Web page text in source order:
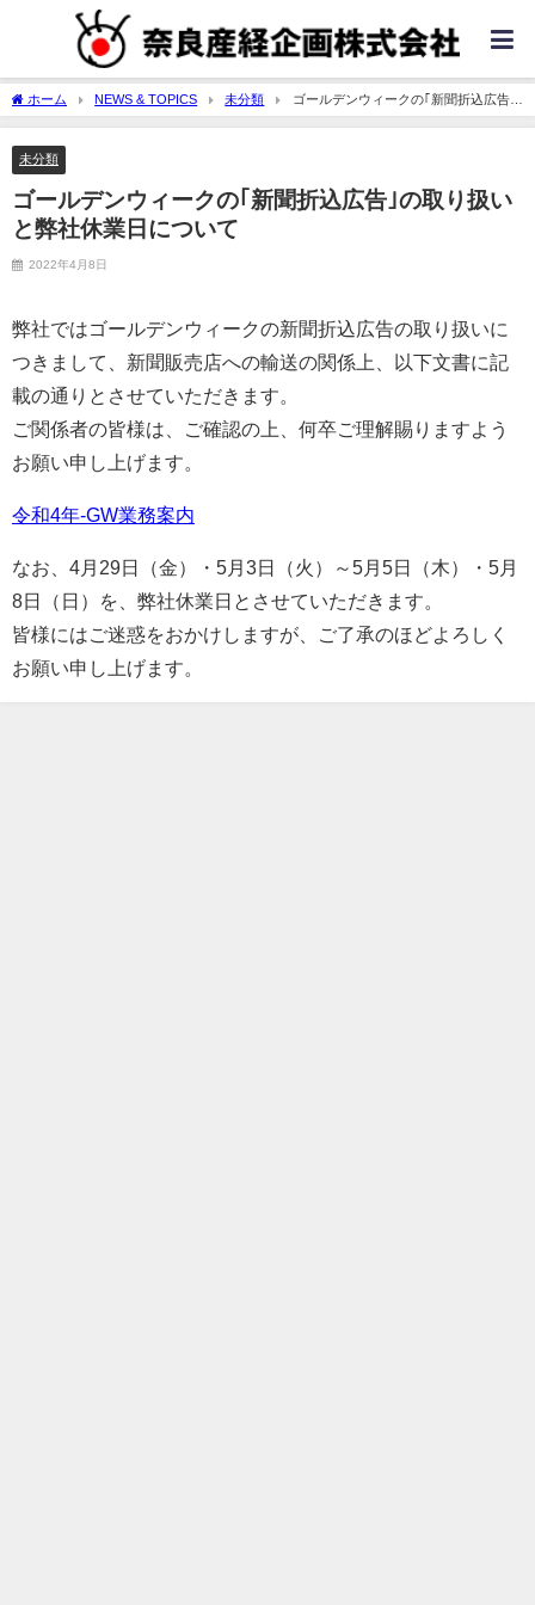
ホーム NEWS & TOPICS 未分類
ゴールデンウィークの｢新聞折込広告｣
の取り扱いと弊社休業日について
未分類
ゴールデンウィークの｢新聞折込広告｣の取り扱い
と弊社休業日について
2022年4月8日
弊社ではゴールデンウィークの新聞折込広告の取り扱いに
つきまして、新聞販売店への輸送の関係上、以下文書に記
載の通りとさせていただきます。
ご関係者の皆様は、ご確認の上、何卒ご理解賜りますよう
お願い申し上げます。
令和4年-GW業務案内
なお、4月29日（金）・5月3日（火）～5月5日（木）・5月
8日（日）を、弊社休業日とさせていただきます。
皆様にはご迷惑をおかけしますが、ご了承のほどよろしく
お願い申し上げます。